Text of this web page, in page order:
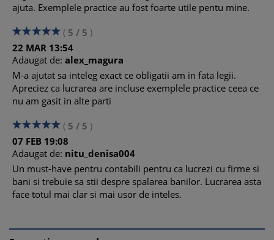
13.1 Ce se intelege prin beneficiar real
13.3 Sanctiuni pentru nerespectarea obligatiilor care decurg
din declaratia privind beneficiarul real
13.4 Model Declaratie privind beneficiarii reali
14. Procedura de control a ONPCSB
15. Contraventii si infractiuni privind nerespectarea Legii
129/2019
15.2. Sanctiuni complementare si alte masuri
15.3 Infractiuni si pedepse
ajuta. Exemplele practice au fost foarte utile pentu mine.
( 5 / 5 )
22 MAR 13:54
Adaugat de: alex_magura
M-a ajutat sa inteleg exact ce obligatii am in fata legii.
Apreciez ca lucrarea are incluse exemplele practice ceea ce
nu am gasit in alte parti
( 5 / 5 )
07 FEB 19:08
Adaugat de: nitu_denisa004
Un must-have pentru contabili pentru ca lucrezi cu firme si
bani si trebuie sa stii despre spalarea banilor. Lucrarea asta
face totul mai clar si mai usor de inteles.